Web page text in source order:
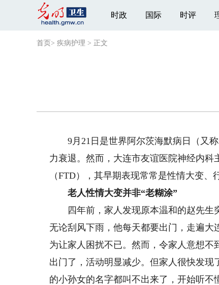
时政 国际 时评
首页 > 疾病护理 > 正文
9月21日是世界阿尔茨海默病日（又称
力衰退。然而，大连市友谊医院神经内
（FTD），其早期表现常常是性情大变、
老人性情大变并非“老糊涂”
四年前，家人发现原本温和的赵先生突
无论刮风下雨，他每天都要出门，走遍
为让家人困扰不已。然而，令家人意想不
出门了，活动明显减少。但家人很快发
的小孙女的名字都叫不出来了，开始听不